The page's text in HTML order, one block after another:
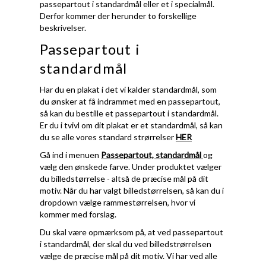
passepartout i standardmål eller et i specialmål.
Derfor kommer der herunder to forskellige
beskrivelser.
Passepartout i
standardmål
Har du en plakat i det vi kalder standardmål, som
du ønsker at få indrammet med en passepartout,
så kan du bestille et passepartout i standardmål.
Er du i tvivl om dit plakat er et standardmål, så kan
du se alle vores standard strørrelserHER
Gå ind i menuen Passepartout, standardmålog
vælg den ønskede farve. Under produktet vælger
du billedstørrelse - altså de præcise mål på dit
motiv. Når du har valgt billedstørrelsen, så kan du i
dropdown vælge rammestørrelsen, hvor vi
kommer med forslag.
Du skal være opmærksom på, at ved passepartout
i standardmål, der skal du ved billedstrørrelsen
vælge de præcise mål på dit motiv. Vi har ved alle